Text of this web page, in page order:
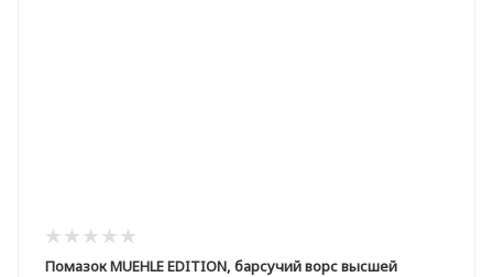
Помазок MUEHLE EDITION, барсучий ворс высшей